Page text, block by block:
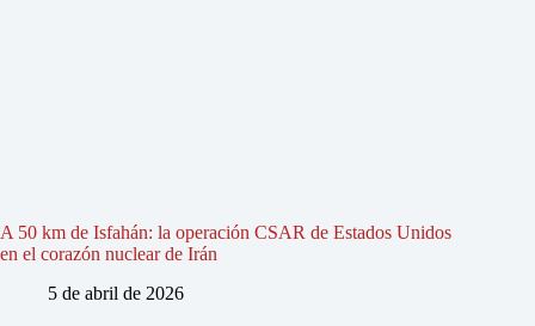
A 50 km de Isfahán: la operación CSAR de Estados Unidos
en el corazón nuclear de Irán
5 de abril de 2026